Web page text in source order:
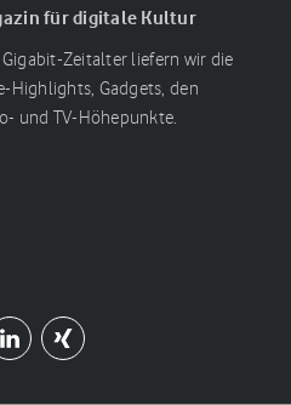
für digitale Kultur
Zeitalter liefern wir die
Highlights, Gadgets, den
und TV-Höhepunkte.